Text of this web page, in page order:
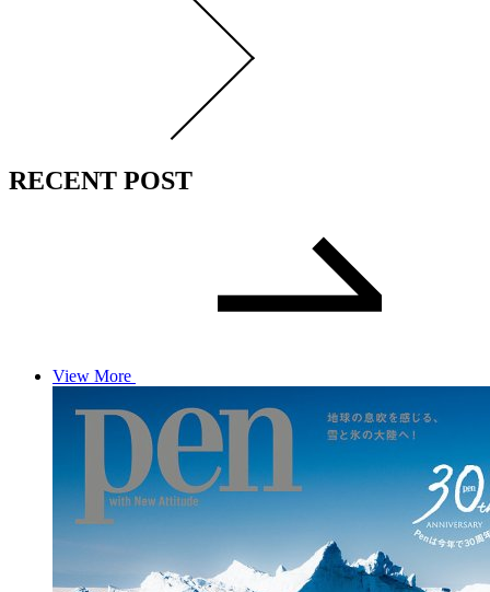
RECENT POST
View More